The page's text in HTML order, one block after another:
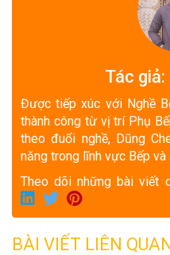
Tác
Được tiếp xúc với Nghề
thành công từ vị trí Phụ
theo đuổi nghề, Dũng
năng trong lĩnh vực Bếp
Theo dõi những bài viết
BÀI VIẾT LIÊN